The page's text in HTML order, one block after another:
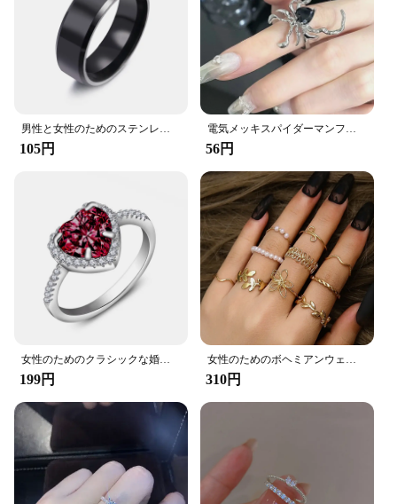
男性と女性のためのステンレススチールリング,幅6mm,カスタム彫刻名のロゴ
105円
電気メッキスパイダーマンフィンガーリング、ブラックハート、スパイダーウェブオープニング、ユニセックスパーティージュエリー、ハロウィーンギフト、パンク、不規則
56円
199円 310円